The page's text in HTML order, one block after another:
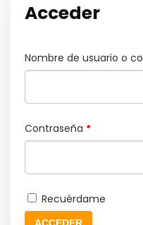
Acceder
Nombre de usuario o
Contraseña *
Recuérdame